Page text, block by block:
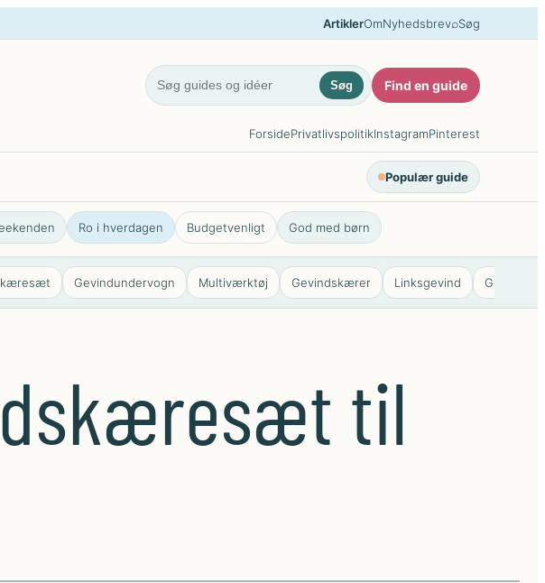
ArtiklerOmNyhedsbrev⌕Søg
Søg Find en guide
ForsidePrivatlivspolitikInstagramPinterest
Populær guide
Ro i hverdagen Budgetvenligt God med børn
Gevindundervogn Multiværktøj Gevindskærer Linksgevind
til